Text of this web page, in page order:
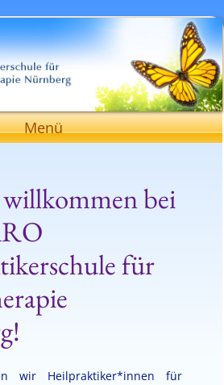
für Psychotherapie
Nürnberg
Menü Zum
Inhalt
springen
bei
für
wir Heilpraktiker*innen für